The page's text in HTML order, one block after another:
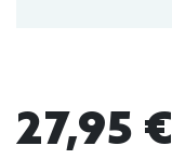
27,95 €